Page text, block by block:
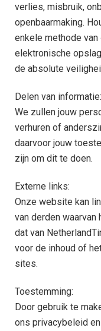
verlies, misbruik,
openbaarmaking.
enkele methode
elektronische
de absolute
Delen van informatie:
We zullen jouw
verhuren of
daarvoor jouw
zijn om dit te doen.
Externe links:
Onze website kan
van derden
dat van
voor de inhoud of
sites.
Toestemming:
Door gebruik te
ons privacybeleid